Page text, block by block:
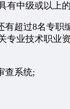
有中级或以上
超过8名专职
专业技术职业
查系统;